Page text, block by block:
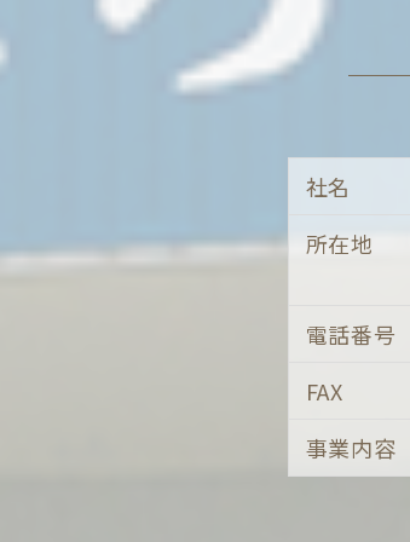
社名
所在地
電話番号
FAX
事業内容